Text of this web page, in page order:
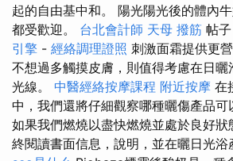
起的自由基中和。 陽光陽光後的體內
都受歡迎。 台北會計師 天母 撥筋 帖子
引擎 - 經絡調理證照 刺激面霜提供更
不想過多觸摸皮膚，則值得考慮在日曬
光線。 中醫經絡按摩課程 附近按摩 在
中，我們還將仔細觀察哪種曬傷產品可
如果我們燃燒以盡快燃燒並處於良好
終閱讀書面信息，說明，並在曬日光浴